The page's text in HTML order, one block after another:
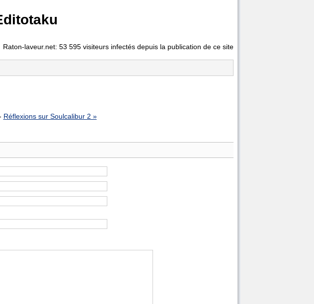
Raton-laveur.net: 53 595 visiteurs infectés depuis la publication de ce site
Réflexions sur Soulcalibur 2 »